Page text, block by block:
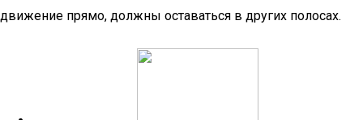
движение прямо, должны оставаться в других полосах.